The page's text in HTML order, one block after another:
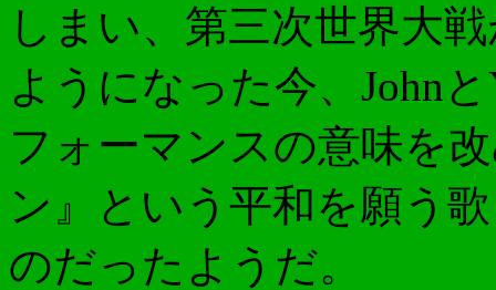
しまい、第三次世界大
ようになった今、John
フォーマンスの意味を
ン』という平和を願う
のだったようだ。